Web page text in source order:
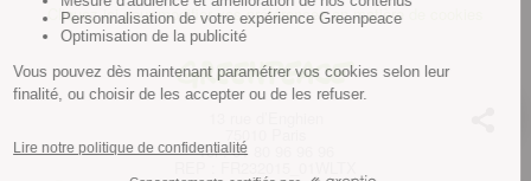
Cliquez-ici pour modifier vos préférences en matière de cookies
Greenpeace
Tel : 01 80 96 96 96